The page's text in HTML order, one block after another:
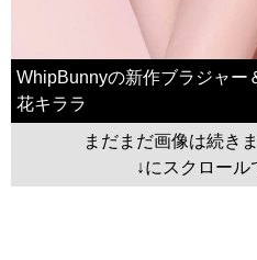
WhipBunnyの新作ブラジャー
花キララ
まだまだ画像は続き
↓にスクロール